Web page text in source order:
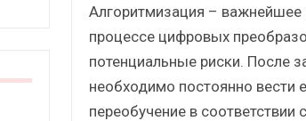
Алгоритмизация – важнейшее
процессе цифровых
потенциальные риски. После
необходимо постоянно вести
переобучение в